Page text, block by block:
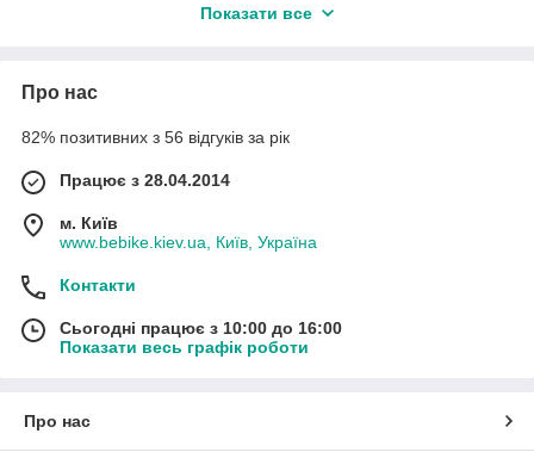
йдуть в комплекті з кріпленнями. В асортименті магазину
року, гірськолижні туристичні палиці. Подарунки до кожної
Розпродаж попередніх колекцій до -70%!
Показати все
Про нас
82% позитивних з 56 відгуків за рік
Працює з 28.04.2014
м. Київ
www.bebike.kiev.ua, Київ, Україна
Контакти
Сьогодні працює з 10:00 до 16:00
Показати весь графік роботи
Про нас